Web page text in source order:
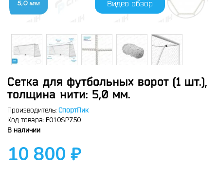
Видео обзор
Сетка для футбольных ворот (1 шт.),
толщина нити: 5,0 мм.
Производитель: СпортПик
Код товара: F010SP750
В наличии
10 800 ₽